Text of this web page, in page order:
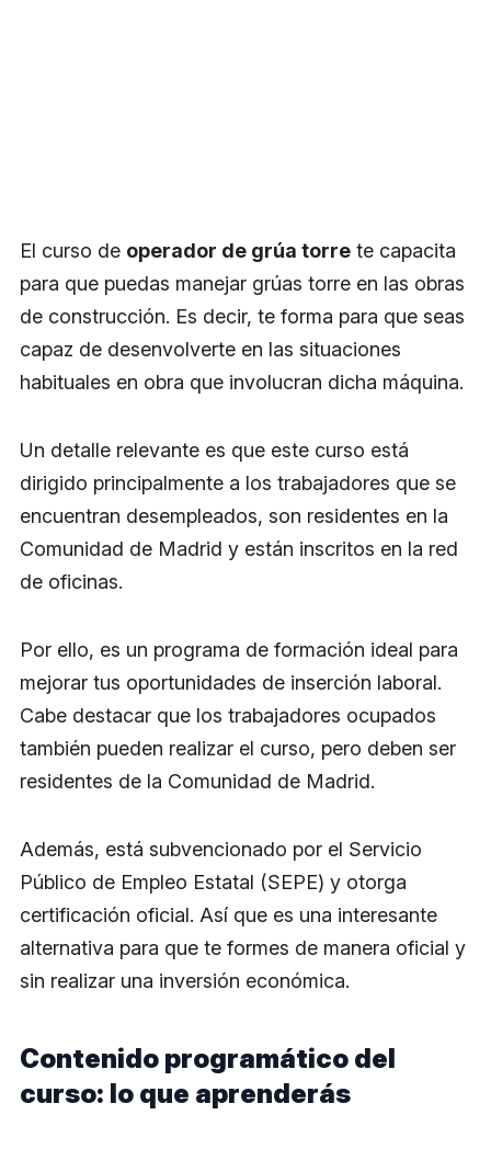
El curso de operador de grúa torre te capacita
para que puedas manejar grúas torre en las obras
de construcción. Es decir, te forma para que seas
capaz de desenvolverte en las situaciones
habituales en obra que involucran dicha máquina.
Un detalle relevante es que este curso está
dirigido principalmente a los trabajadores que se
encuentran desempleados, son residentes en la
Comunidad de Madrid y están inscritos en la red
de oficinas.
Por ello, es un programa de formación ideal para
mejorar tus oportunidades de inserción laboral.
Cabe destacar que los trabajadores ocupados
también pueden realizar el curso, pero deben ser
residentes de la Comunidad de Madrid.
Además, está subvencionado por el Servicio
Público de Empleo Estatal (SEPE) y otorga
certificación oficial. Así que es una interesante
alternativa para que te formes de manera oficial y
sin realizar una inversión económica.
Contenido programático del
curso: lo que aprenderás